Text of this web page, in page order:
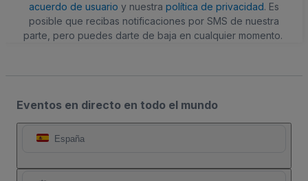
acuerdo de usuario y nuestra política de privacidad. Es
posible que recibas notificaciones por SMS de nuestra
parte, pero puedes darte de baja en cualquier momento.
Eventos en directo en todo el mundo
España